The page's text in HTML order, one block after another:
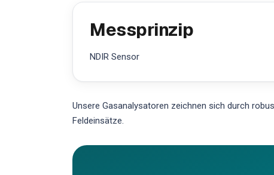
Messprinzip
NDIR Sensor
Unsere Gasanalysatoren zeichnen sich durch
Feldeinsätze.